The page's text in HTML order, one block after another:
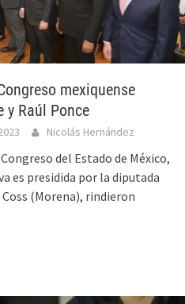
mexiquense
y Raúl Ponce
Nicolás Hernández
del Estado de México,
es presidida por la diputada
(Morena), rindieron